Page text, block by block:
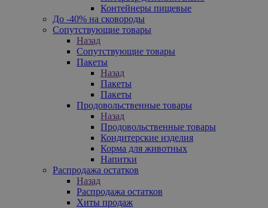
Контейнеры пищевые
До -40% на сковороды
Сопутствующие товары
Назад
Сопутствующие товары
Пакеты
Назад
Пакеты
Пакеты
Продовольственные товары
Назад
Продовольственные товары
Кондитерские изделия
Корма для животных
Напитки
Распродажа остатков
Назад
Распродажа остатков
Хиты продаж